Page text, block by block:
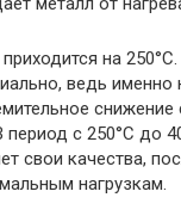
на
ведь именно
снижение
период с 250°С до
свои качества,
нагрузкам.